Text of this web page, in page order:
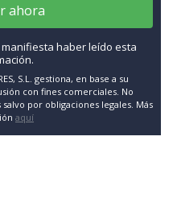
ahora
haber leído esta
S.L. gestiona, en base a su
con fines comerciales. No
por obligaciones legales. Más
aquí